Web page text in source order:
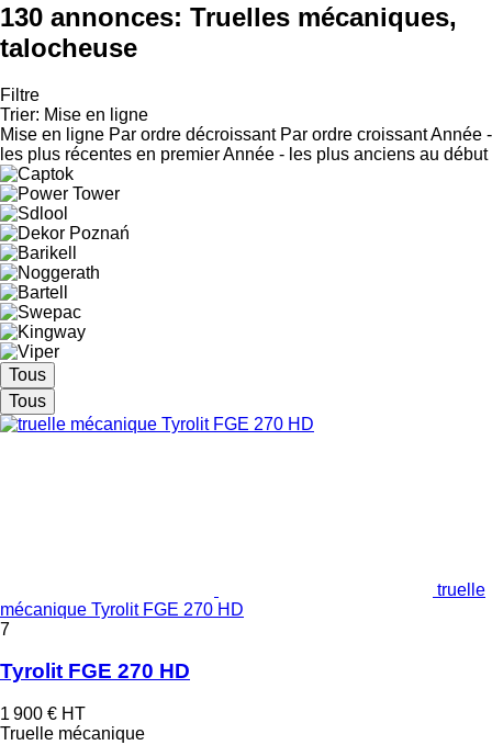
130 annonces: Truelles mécaniques,
talocheuse
Filtre
Trier: Mise en ligne
Mise en ligne Par ordre décroissant Par ordre croissantAnnée -
les plus récentes en premierAnnée - les plus anciens au début
Tous
Tous
truelle
mécanique Tyrolit FGE 270 HD
7
Tyrolit FGE 270 HD
1 900 € HT
Truelle mécanique